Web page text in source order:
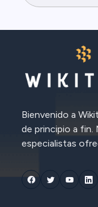
Bienvenido a
de principio a
especialistas